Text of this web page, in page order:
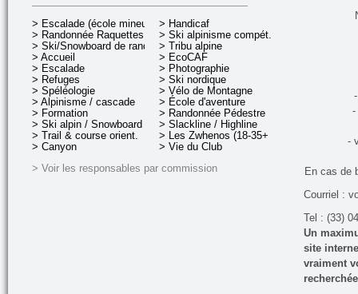
> Escalade (école mineurs)
> Randonnée Raquettes
> Ski/Snowboard de rando.
> Accueil
> Escalade
> Refuges
> Spéléologie
> Alpinisme / cascade
> Formation
> Ski alpin / Snowboard
> Trail & course orient.
> Canyon
> Handicaf
> Ski alpinisme compét.
> Tribu alpine
> EcoCAF
> Photographie
> Ski nordique
> Vélo de Montagne
> École d'aventure
> Randonnée Pédestre
> Slackline / Highline
> Les Zwhenos (18-35+ ans)
> Vie du Club
> Voir les responsables par commission
-
-
En cas de
Courriel :
Tel : (33)
Un
site
vraiment